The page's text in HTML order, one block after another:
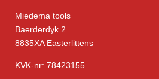
Miedema tools
Baerderdyk 2
8835XA Easterlittens
KVK-nr: 78423155